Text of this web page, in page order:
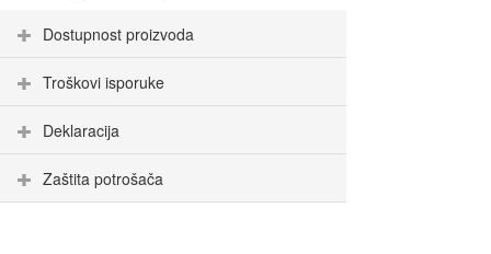
Dostupnost proizvoda
Troškovi isporuke
Deklaracija
Zaštita potrošača